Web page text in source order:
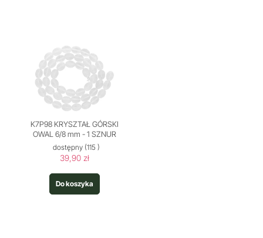
K7P98 KRYSZTAŁ GÓRSKI
OWAL 6/8 mm - 1 SZNUR
dostępny(115 )
39,90 zł
Do koszyka